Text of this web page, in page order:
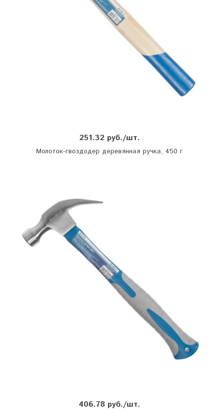
251.32 руб./шт.
Молоток-гвоздодер деревянная ручка, 450 г
406.78 руб./шт.